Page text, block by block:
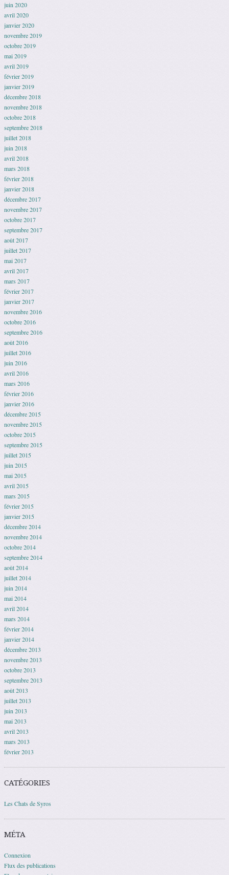
juin 2020
avril 2020
janvier 2020
novembre 2019
octobre 2019
mai 2019
avril 2019
février 2019
janvier 2019
décembre 2018
novembre 2018
octobre 2018
septembre 2018
juillet 2018
juin 2018
avril 2018
mars 2018
février 2018
janvier 2018
décembre 2017
novembre 2017
octobre 2017
septembre 2017
août 2017
juillet 2017
mai 2017
avril 2017
mars 2017
février 2017
janvier 2017
novembre 2016
octobre 2016
septembre 2016
août 2016
juillet 2016
juin 2016
avril 2016
mars 2016
février 2016
janvier 2016
décembre 2015
novembre 2015
octobre 2015
septembre 2015
juillet 2015
juin 2015
mai 2015
avril 2015
mars 2015
février 2015
janvier 2015
décembre 2014
novembre 2014
octobre 2014
septembre 2014
août 2014
juillet 2014
juin 2014
mai 2014
avril 2014
mars 2014
février 2014
janvier 2014
décembre 2013
novembre 2013
octobre 2013
septembre 2013
août 2013
juillet 2013
juin 2013
mai 2013
avril 2013
mars 2013
février 2013
CATÉGORIES
Les Chats de Syros
MÉTA
Connexion
Flux des publications